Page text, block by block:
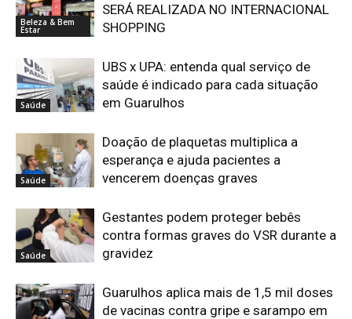
Beleza & Bem
Estar
SERÁ REALIZADA NO INTERNACIONAL
SHOPPING
Saúde
UBS x UPA: entenda qual serviço de
saúde é indicado para cada situação
em Guarulhos
Saúde
Doação de plaquetas multiplica a
esperança e ajuda pacientes a
vencerem doenças graves
Saúde
Gestantes podem proteger bebês
contra formas graves do VSR durante a
gravidez
Guarulhos aplica mais de 1,5 mil doses
de vacinas contra gripe e sarampo em